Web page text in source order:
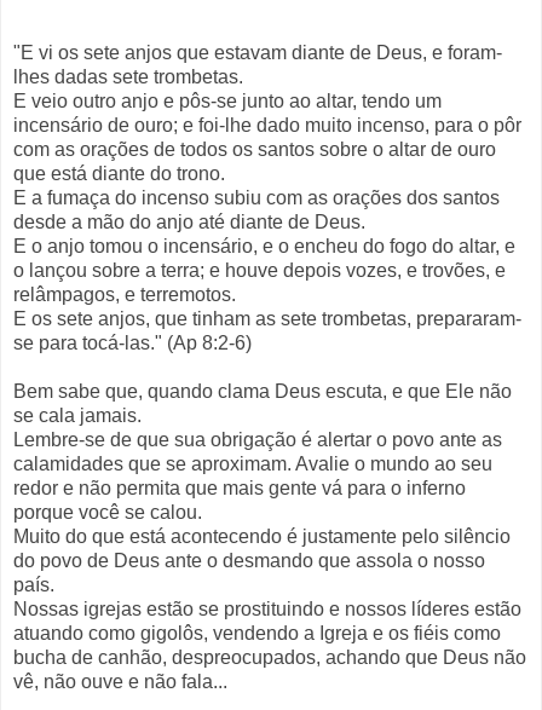
"E vi os sete anjos que estavam diante de Deus, e foram-
lhes dadas sete trombetas.
E veio outro anjo e pôs-se junto ao altar, tendo um
incensário de ouro; e foi-lhe dado muito incenso, para o pôr
com as orações de todos os santos sobre o altar de ouro
que está diante do trono.
E a fumaça do incenso subiu com as orações dos santos
desde a mão do anjo até diante de Deus.
E o anjo tomou o incensário, e o encheu do fogo do altar, e
o lançou sobre a terra; e houve depois vozes, e trovões, e
relâmpagos, e terremotos.
E os sete anjos, que tinham as sete trombetas, prepararam-
se para tocá-las." (Ap 8:2-6)
Bem sabe que, quando clama Deus escuta, e que Ele não
se cala jamais.
Lembre-se de que sua obrigação é alertar o povo ante as
calamidades que se aproximam. Avalie o mundo ao seu
redor e não permita que mais gente vá para o inferno
porque você se calou.
Muito do que está acontecendo é justamente pelo silêncio
do povo de Deus ante o desmando que assola o nosso
país.
Nossas igrejas estão se prostituindo e nossos líderes estão
atuando como gigolôs, vendendo a Igreja e os fiéis como
bucha de canhão, despreocupados, achando que Deus não
vê, não ouve e não fala...